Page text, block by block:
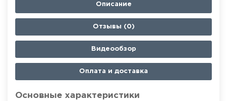
Описание
Отзывы (0)
Видеообзор
Оплата и доставка
Основные характеристики